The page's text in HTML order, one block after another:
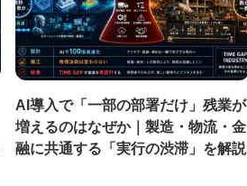
AI導入で「一部の部署だけ」残業が
増えるのはなぜか｜製造・物流・金
融に共通する「実行の渋滞」を解説